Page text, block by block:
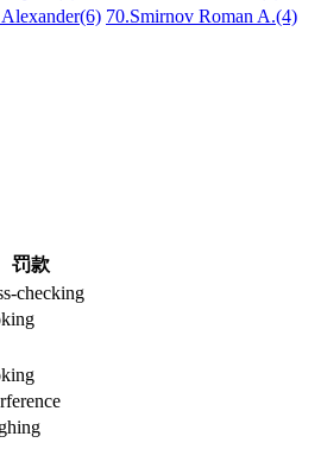
70.Smirnov Roman A.(4)
罚款
checking